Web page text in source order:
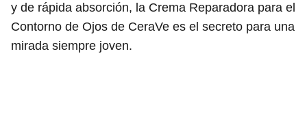
y de rápida absorción, la Crema Reparadora para el
Contorno de Ojos de CeraVe es el secreto para una
mirada siempre joven.